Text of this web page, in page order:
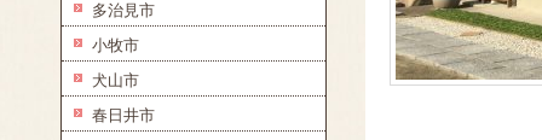
多治見市
小牧市
犬山市
春日井市